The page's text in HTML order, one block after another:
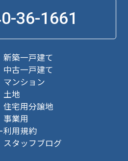
36-1661
新築一戸建て
中古一戸建て
マンション
土地
住宅用分譲地
事業用
利用規約
スタッフブログ